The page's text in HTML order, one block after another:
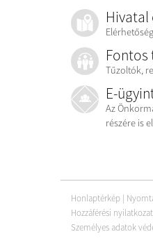
Hivatal
Fontos
Tűzoltók,
E-
Az
részére is
Honlaptérkép |
Hozzáférési nyilatkozat
Személyes adatok